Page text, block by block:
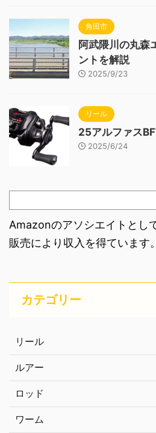
角田市
阿武隈川の丸森
ントを解説
2025/9/23
リール
25アルファス
2025/6/24
Amazonのアソシエイトとし
販売により収入を得ています。
カテゴリー
リール
ルアー
ロッド
ワーム